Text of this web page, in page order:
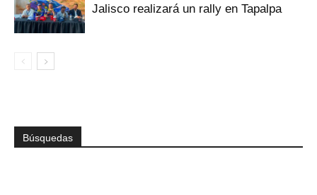
Jalisco realizará un rally en Tapalpa
Búsquedas